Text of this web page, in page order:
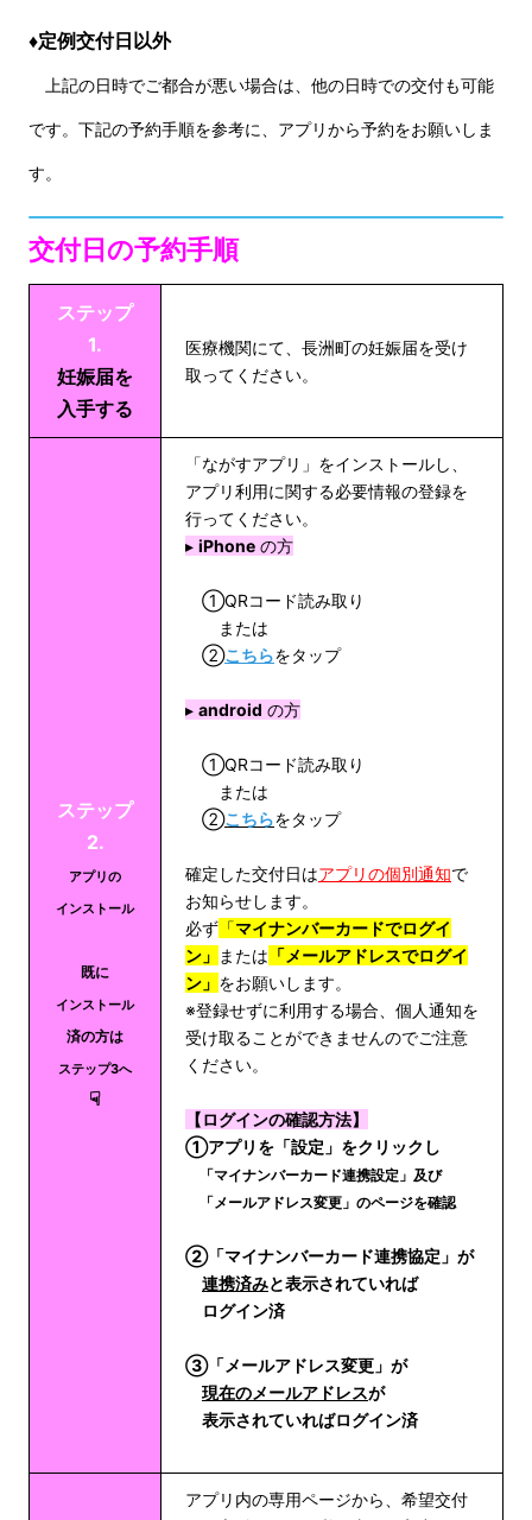
♦定例交付日以外
上記の日時でご都合が悪い場合は、他の日時での交付も可能
です。下記の予約手順を参考に、アプリから予約をお願いしま
す。
交付日の予約手順
ステップ
1.
妊娠届を
入手する
医療機関にて、長洲町の妊娠届を受け
取ってください。
ステップ
2.
アプリの
インストール
既に
インストール
済の方は
ステップ3へ
☟
「ながすアプリ」をインストールし、
アプリ利用に関する必要情報の登録を
行ってください。
▸ iPhone の方
①QRコード読み取り
または
②こちらをタップ
▸ android の方
①QRコード読み取り
または
②こちらをタップ
確定した交付日はアプリの個別通知で
お知らせします。
必ず 「マイナンバーカードでログイ
ン」 または 「メールアドレスでログイ
ン」 をお願いします。
※登録せずに利用する場合、個人通知を
受け取ることができませんのでご注意
ください。
【ログインの確認方法】
①アプリを「設定」をクリックし
「マイナンバーカード連携設定」及び
「メールアドレス変更」のページを確認
②「マイナンバーカード連携協定」が
連携済みと表示されていれば
ログイン済
③「メールアドレス変更」が
現在のメールアドレスが
表示されていればログイン済
アプリ内の専用ページから、希望交付